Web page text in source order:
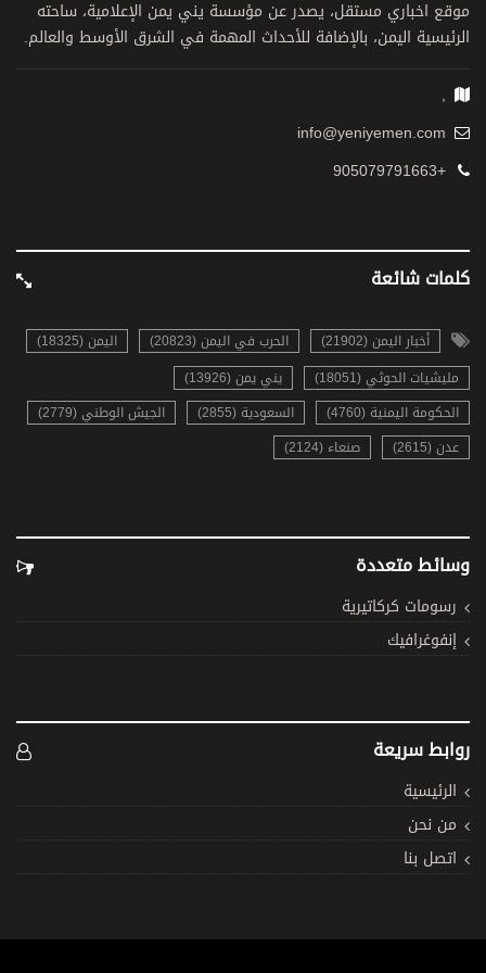
موقع اخباري مستقل، يصدر عن مؤسسة يني يمن الإعلامية، ساحته
الرئيسية اليمن، بالإضافة للأحداث المهمة في الشرق الأوسط والعالم.
,
info@yeniyemen.com
+905079791663
كلمات شائعة
أخبار اليمن (21902) الحرب في اليمن (20823)
اليمن (18325)
مليشيات الحوثي (18051)
يني يمن (13926)
الحكومة اليمنية (4760)
السعودية (2855)
الجيش الوطني (2779)
عدن (2615)
صنعاء (2124)
وسائط متعددة
رسومات كركاتيرية
إنفوغرافيك
روابط سريعة
الرئيسية
من نحن
اتصل بنا